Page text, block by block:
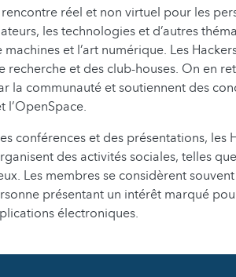
réel et non virtuel pour les
les technologies et d’autres
et l’art numérique. Les
recherche et des club-houses. On en
la communauté et soutiennent des
l’OpenSpace.
conférences et des présentations, les
des activités sociales, telles
Les membres se considèrent
présentant un intérêt marqué
électroniques.